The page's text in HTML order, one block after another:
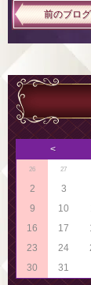
前のブログ
<
26 27
2
3
9
10
16
17
23
24
30
31